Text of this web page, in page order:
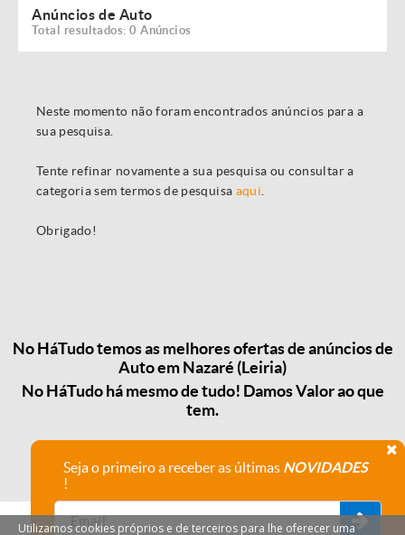
Anúncios de Auto
Total resultados: 0 Anúncios
Neste momento não foram encontrados anúncios para a
sua pesquisa.
Tente refinar novamente a sua pesquisa ou consultar a
categoria sem termos de pesquisa aqui
Obrigado!
No HáTudo temos as melhores ofertas de anúncios de
Auto em Nazaré (Leiria)
No HáTudo há mesmo de tudo! Damos Valor ao que
tem.
Seja o primeiro a receber as últimas NOVIDADES
!
Utilizamos cookies próprios e de terceiros para lhe oferecer uma